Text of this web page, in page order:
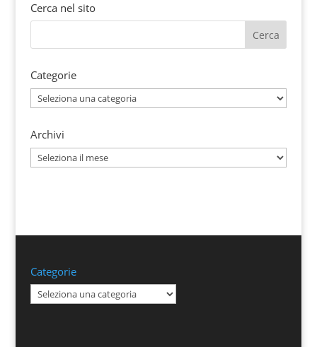
Cerca nel sito
Categorie
Categorie
Archivi
Archivi
Categorie
Categorie